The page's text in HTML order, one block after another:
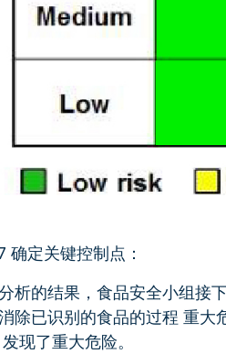
确定关键控制点：
析的结果，食品安全小组接
除已识别的食品的过程 重大
现了重大危险。